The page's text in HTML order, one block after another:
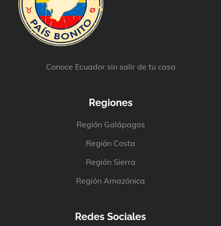
Conoce Ecuador sin salir de tu casa
Regiones
Región Galápagos
Región Costa
Región Sierra
Región Amazónica
Redes Sociales